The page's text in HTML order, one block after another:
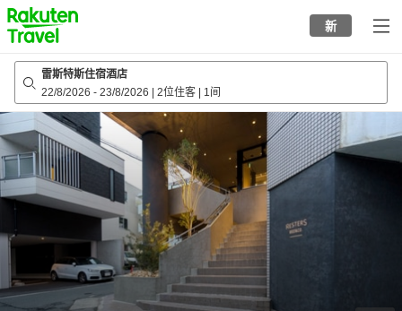
to
top
page
新
雷斯特斯住宿酒店
22/8/2026 - 23/8/2026 2位住客 1间